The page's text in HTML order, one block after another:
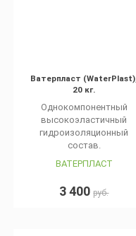
Ватерпласт (WaterPlast),
20 кг.
Однокомпонентный
высокоэластичный
гидроизоляционный
состав.
ВАТЕРПЛАСТ
3 400руб.